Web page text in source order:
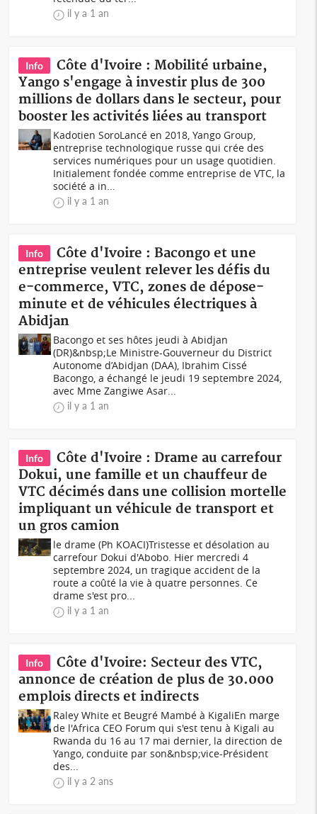
il y a 1 an
Info
Côte d'Ivoire : Mobilité urbaine,
Yango s'engage à investir plus de 300
millions de dollars dans le secteur, pour
booster les activités liées au transport
Kadotien SoroLancé en 2018, Yango Group,
entreprise technologique russe qui crée des
services numériques pour un usage quotidien.
Initialement fondée comme entreprise de VTC, la
société a in...
il y a 1 an
Info
Côte d'Ivoire : Bacongo et une
entreprise veulent relever les défis du
e-commerce, VTC, zones de dépose-
minute et de véhicules électriques à
Abidjan
Bacongo et ses hôtes jeudi à Abidjan
(DR)&nbsp;Le Ministre-Gouverneur du District
Autonome d’Abidjan (DAA), Ibrahim Cissé
Bacongo, a échangé le jeudi 19 septembre 2024,
avec Mme Zangiwe Asar...
il y a 1 an
Info
Côte d'Ivoire : Drame au carrefour
Dokui, une famille et un chauffeur de
VTC décimés dans une collision mortelle
impliquant un véhicule de transport et
un gros camion
le drame (Ph KOACI)Tristesse et désolation au
carrefour Dokui d'Abobo. Hier mercredi 4
septembre 2024, un tragique accident de la
route a coûté la vie à quatre personnes. Ce
drame s'est pro...
il y a 1 an
Info
Côte d'Ivoire: Secteur des VTC,
annonce de création de plus de 30.000
emplois directs et indirects
Raley White et Beugré Mambé à KigaliEn marge
de l'Africa CEO Forum qui s'est tenu à Kigali au
Rwanda du 16 au 17 mai dernier, la direction de
Yango, conduite par son&nbsp;vice-Président
des...
il y a 2 ans